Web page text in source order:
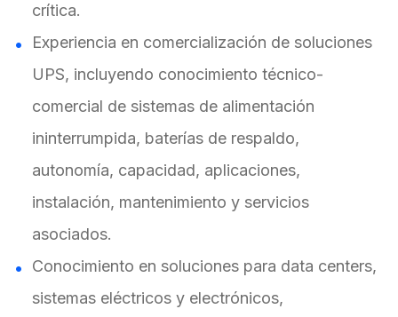
crítica.
Experiencia en comercialización de soluciones
UPS, incluyendo conocimiento técnico-
comercial de sistemas de alimentación
ininterrumpida, baterías de respaldo,
autonomía, capacidad, aplicaciones,
instalación, mantenimiento y servicios
asociados.
Conocimiento en soluciones para data centers,
sistemas eléctricos y electrónicos,